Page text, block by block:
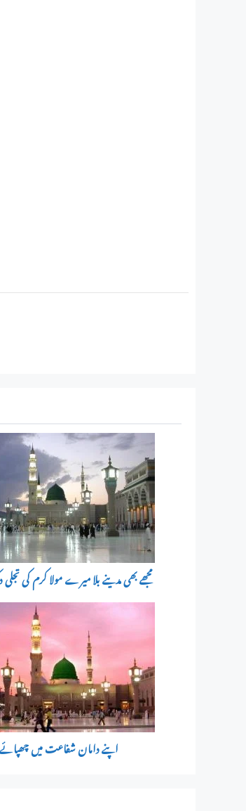
مجھے بھی مدینے بلا میرے مولا کرم کی تجلی
اپنے دامان شفاعت میں چھپائے